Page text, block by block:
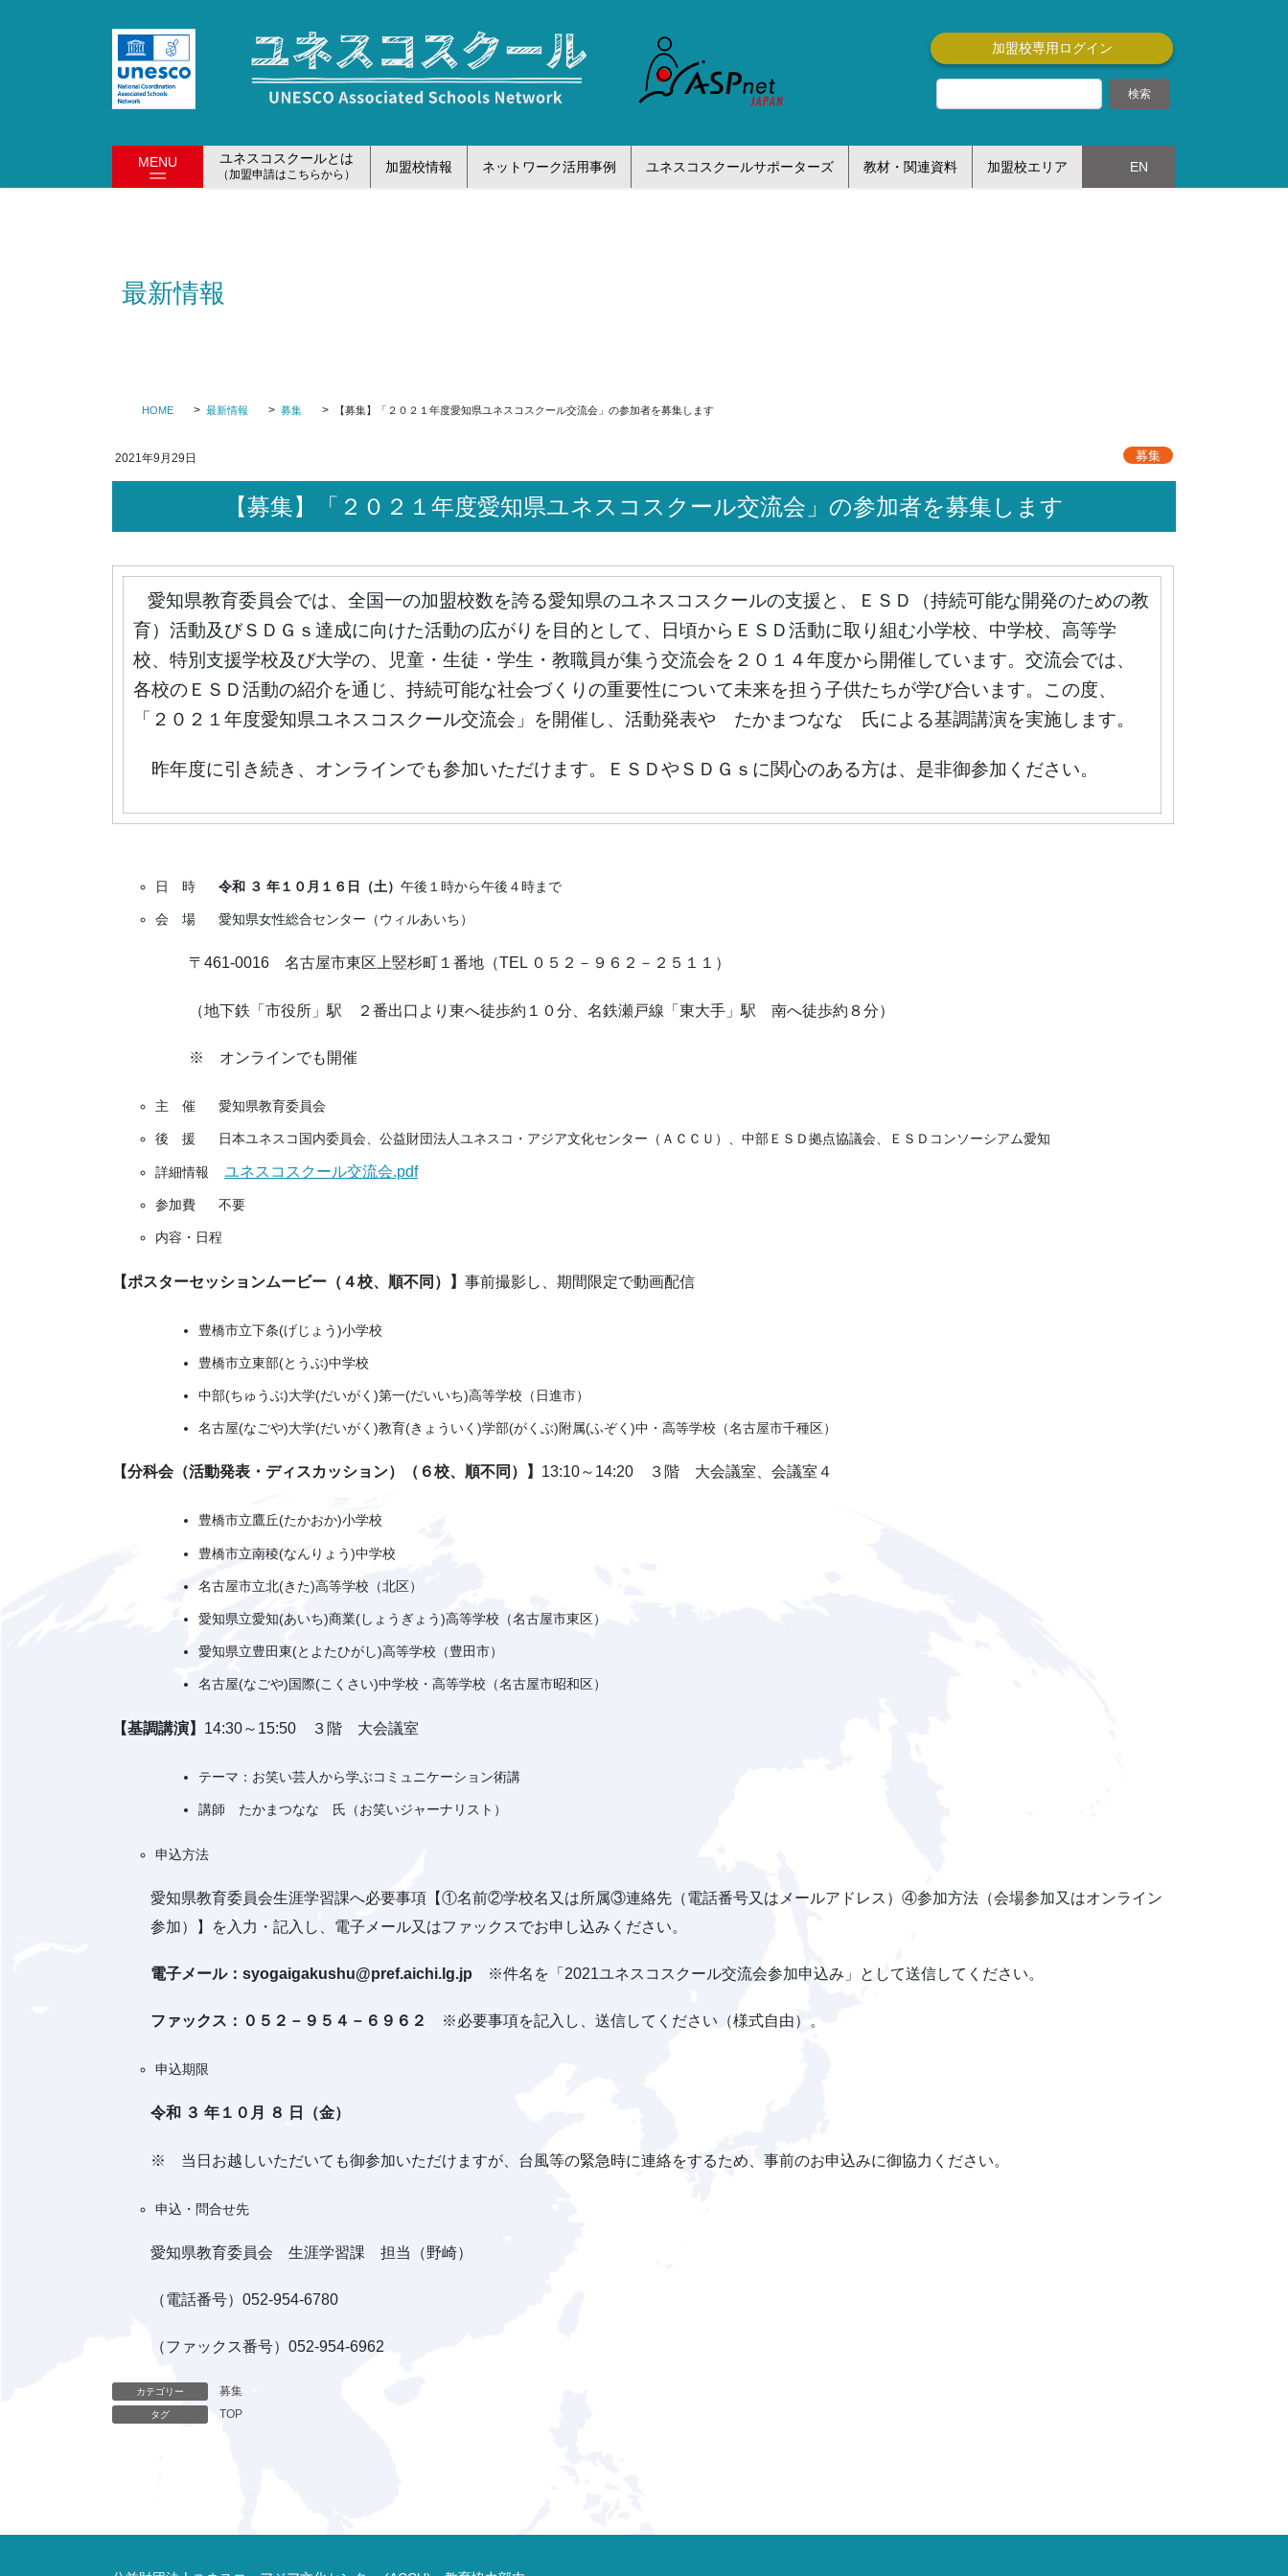
加盟校専用ログイン
MENU ユネスコスクールとは
（加盟申請はこちらから）
加盟校情報 ネットワーク活用事例 ユネスコスクールサポーターズ 教材・関連資料 加盟校エリア EN
最新情報
HOME 最新情報 募集 【募集】「２０２１年度愛知県ユネスコスクール交流会」の参加者を募集します
2021年9月29日 募集
【募集】「２０２１年度愛知県ユネスコスクール交流会」の参加者を募集します
愛知県教育委員会では、全国一の加盟校数を誇る愛知県のユネスコスクールの支援と、ＥＳＤ（持続可能な開発のための教
育）活動及びＳＤＧｓ達成に向けた活動の広がりを目的として、日頃からＥＳＤ活動に取り組む小学校、中学校、高等学
校、特別支援学校及び大学の、児童・生徒・学生・教職員が集う交流会を２０１４年度から開催しています。交流会では、
各校のＥＳＤ活動の紹介を通じ、持続可能な社会づくりの重要性について未来を担う子供たちが学び合います。この度、
「２０２１年度愛知県ユネスコスクール交流会」を開催し、活動発表や たかまつなな 氏による基調講演を実施します。
昨年度に引き続き、オンラインでも参加いただけます。ＥＳＤやＳＤＧｓに関心のある方は、是非御参加ください。
日 時 令和 ３ 年１０月１６日（土） 午後１時から午後４時まで
会 場 愛知県女性総合センター（ウィルあいち）
〒461-0016 名古屋市東区上竪杉町１番地（TEL ０５２－９６２－２５１１）
（地下鉄「市役所」駅 ２番出口より東へ徒歩約１０分、名鉄瀬戸線「東大手」駅 南へ徒歩約８分）
※ オンラインでも開催
主 催 愛知県教育委員会
後 援 日本ユネスコ国内委員会、公益財団法人ユネスコ・アジア文化センター（ＡＣＣＵ）、中部ＥＳＤ拠点協議会、ＥＳＤコンソーシアム愛知
詳細情報 ユネスコスクール交流会.pdf
参加費 不要
内容・日程
【ポスターセッションムービー（４校、順不同）】 事前撮影し、期間限定で動画配信
豊橋市立下条(げじょう)小学校
豊橋市立東部(とうぶ)中学校
中部(ちゅうぶ)大学(だいがく)第一(だいいち)高等学校（日進市）
名古屋(なごや)大学(だいがく)教育(きょういく)学部(がくぶ)附属(ふぞく)中・高等学校（名古屋市千種区）
【分科会（活動発表・ディスカッション）（６校、順不同）】 13:10～14:20 ３階 大会議室、会議室４
豊橋市立鷹丘(たかおか)小学校
豊橋市立南稜(なんりょう)中学校
名古屋市立北(きた)高等学校（北区）
愛知県立愛知(あいち)商業(しょうぎょう)高等学校（名古屋市東区）
愛知県立豊田東(とよたひがし)高等学校（豊田市）
名古屋(なごや)国際(こくさい)中学校・高等学校（名古屋市昭和区）
【基調講演】 14:30～15:50 ３階 大会議室
テーマ：お笑い芸人から学ぶコミュニケーション術講
講師 たかまつなな 氏（お笑いジャーナリスト）
申込方法
愛知県教育委員会生涯学習課へ必要事項【①名前②学校名又は所属③連絡先（電話番号又はメールアドレス）④参加方法（会場参加又はオンライン
参加）】を入力・記入し、電子メール又はファックスでお申し込みください。
電子メール：syogaigakushu@pref.aichi.lg.jp ※件名を「2021ユネスコスクール交流会参加申込み」として送信してください。
ファックス：０５２－９５４－６９６２ ※必要事項を記入し、送信してください（様式自由）。
申込期限
令和 ３ 年１０月 ８ 日（金）
※ 当日お越しいただいても御参加いただけますが、台風等の緊急時に連絡をするため、事前のお申込みに御協力ください。
申込・問合せ先
愛知県教育委員会 生涯学習課 担当（野崎）
（電話番号）052-954-6780
（ファックス番号）052-954-6962
カテゴリー 募集
タグ TOP